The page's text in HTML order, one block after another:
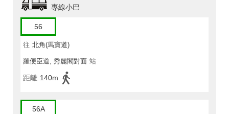
專線小巴
56
往 北角(馬寶道)
羅便臣道, 秀麗閣對面 站
距離 140m
56A